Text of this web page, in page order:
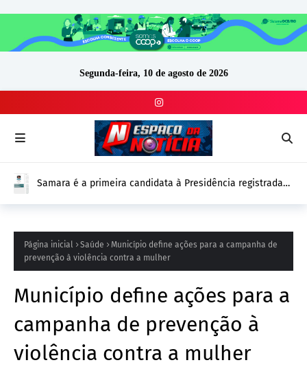
Segunda-feira, 10 de agosto de 2026
Samara é a primeira candidata à Presidência registrada
Página inicial Saúde
Município define ações para a campanha de
prevenção à violência contra a mulher
Município define ações para a
campanha de prevenção à
violência contra a mulher